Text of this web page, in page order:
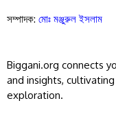
সম্পাদক: মোঃ মঞ্জুরুল ইসলাম
Biggani.org connects
and insights,
exploration.